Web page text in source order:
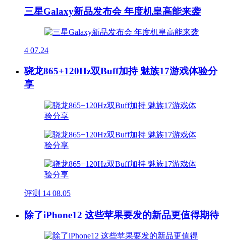
三星Galaxy新品发布会 年度机皇高能来袭
4 07.24
骁龙865+120Hz双Buff加持 魅族17游戏体验分
享
评测 14 08.05
除了iPhone12 这些苹果要发的新品更值得期待